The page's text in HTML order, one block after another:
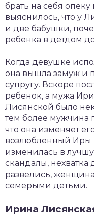
брать на себя
выяснилось, что у
и две бабушки,
ребенка в детдом
Когда девушке
она вышла замуж и
супругу. Вскоре
ребенок, а мужа
Лисянской было
тем более мужчина
что она изменяет
возлюбленный Иры
изменилась в
скандалы, нехватка
развелись,
семерыми детьми.
Ирина